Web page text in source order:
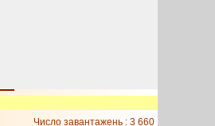
Число завантажень : 3 660